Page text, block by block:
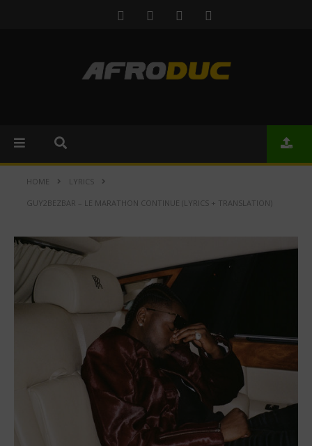
HOME LYRICS
GUY2BEZBAR – LE MARATHON CONTINUE (LYRICS + TRANSLATION)